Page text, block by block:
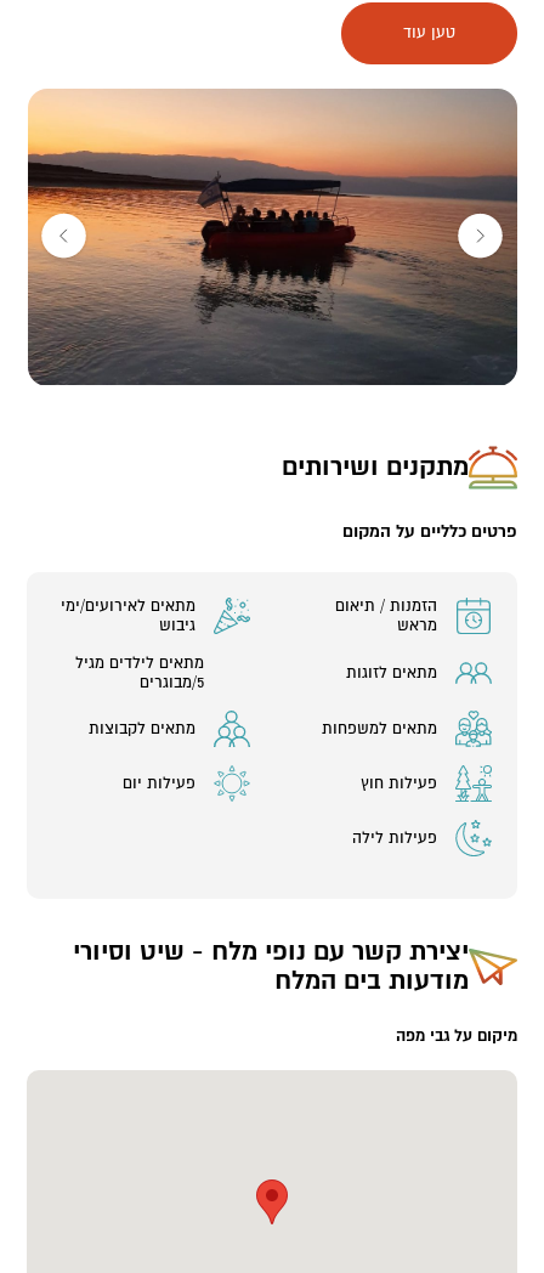
נקודת מפגש, קיבוץ מצפה שלם בצומת כביש 90
טען עוד
מתקנים ושירותים
פרטים כלליים על המקום
הזמנות / תיאום
מראש
מתאים לאירועים/ימי
גיבוש
מתאים לזוגות
מתאים לילדים מגיל
5/מבוגרים
מתאים למשפחות מתאים לקבוצות
פעילות חוץ פעילות יום
פעילות לילה
יצירת קשר עם נופי מלח - שיט וסיורי
מודעות בים המלח
מיקום על גבי מפה